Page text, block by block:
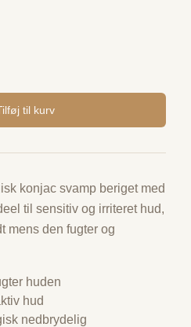
til kurv
konjac svamp beriget med
til sensitiv og irriteret hud,
mens den fugter og
huden
hud
nedbrydelig